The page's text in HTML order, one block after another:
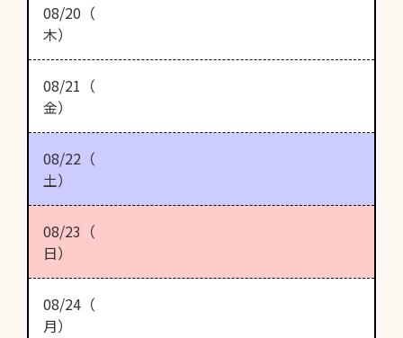
08/20（
木）
08/21（
金）
08/22（
土）
08/23（
日）
08/24（
月）